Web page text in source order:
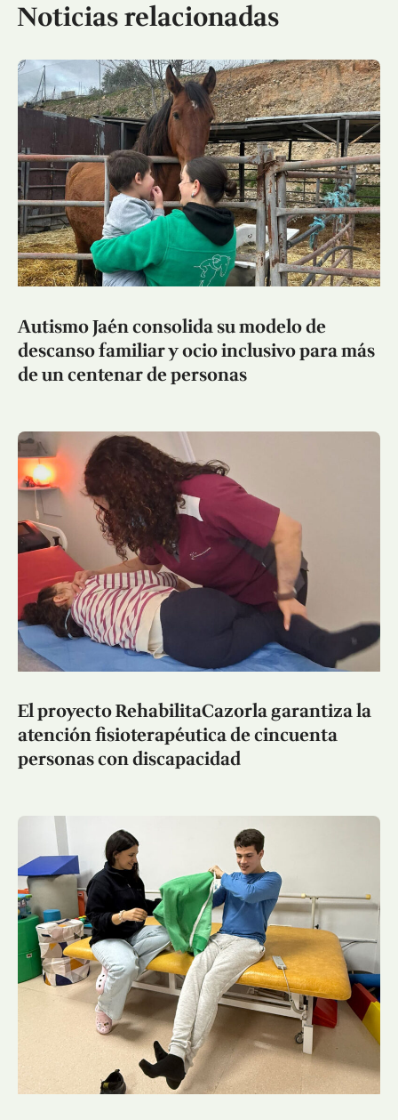
Noticias relacionadas
Autismo Jaén consolida su modelo de
descanso familiar y ocio inclusivo para más
de un centenar de personas
El proyecto RehabilitaCazorla garantiza la
atención fisioterapéutica de cincuenta
personas con discapacidad